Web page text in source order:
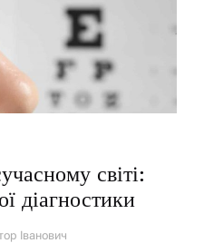
світі:
діагностики
Іванович